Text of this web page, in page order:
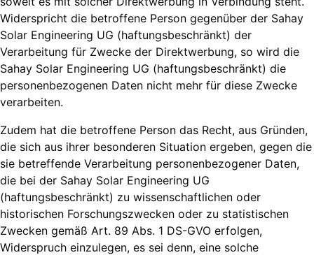
Widerspricht die betroffene Person gegenüber der Sahay
Solar Engineering UG (haftungsbeschränkt) der
Verarbeitung für Zwecke der Direktwerbung, so wird die
Sahay Solar Engineering UG (haftungsbeschränkt) die
personenbezogenen Daten nicht mehr für diese Zwecke
verarbeiten.
Zudem hat die betroffene Person das Recht, aus Gründen,
die sich aus ihrer besonderen Situation ergeben, gegen die
sie betreffende Verarbeitung personenbezogener Daten,
die bei der Sahay Solar Engineering UG
(haftungsbeschränkt) zu wissenschaftlichen oder
historischen Forschungszwecken oder zu statistischen
Zwecken gemäß Art. 89 Abs. 1 DS-GVO erfolgen,
Widerspruch einzulegen, es sei denn, eine solche